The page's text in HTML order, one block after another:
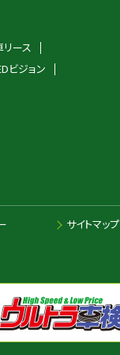
ース
ビジョン
サイトマップ